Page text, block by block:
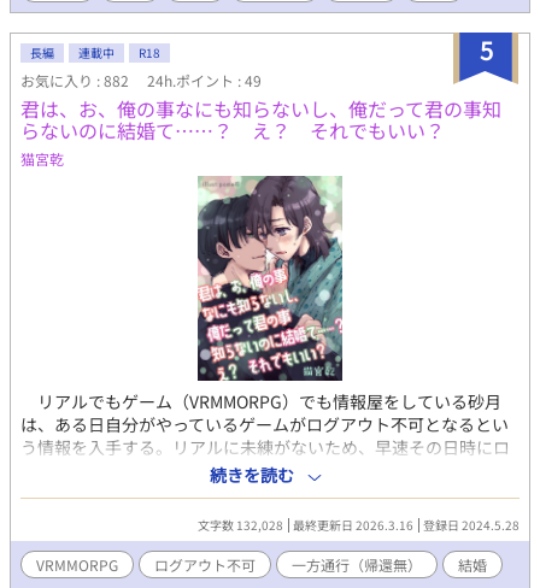
5
長編 連載中 R18
お気に入り : 882 24h.ポイント : 49
君は、お、俺の事なにも知らないし、俺だって君の事知
らないのに結婚て……？ え？ それでもいい？
猫宮乾
リアルでもゲーム（VRMMORPG）でも情報屋をしている砂月
は、ある日自分がやっているゲームがログアウト不可となるとい
う情報を入手する。リアルに未練がないため、早速その日時にロ
グインし、本当にログアウト不可になるのか確認する事に決め
る。※冒頭のみSFオカルトですが、すぐにVRMMORPGログアウ
ト不可（一方通行帰還無し）になります。その後はタイトル通り
の、情報屋の素性を隠して、結婚するお話です。
続きを読む
文字数 132,028 最終更新日 2026.3.16 登録日 2024.5.28
VRMMORPG ログアウト不可 一方通行（帰還無） 結婚